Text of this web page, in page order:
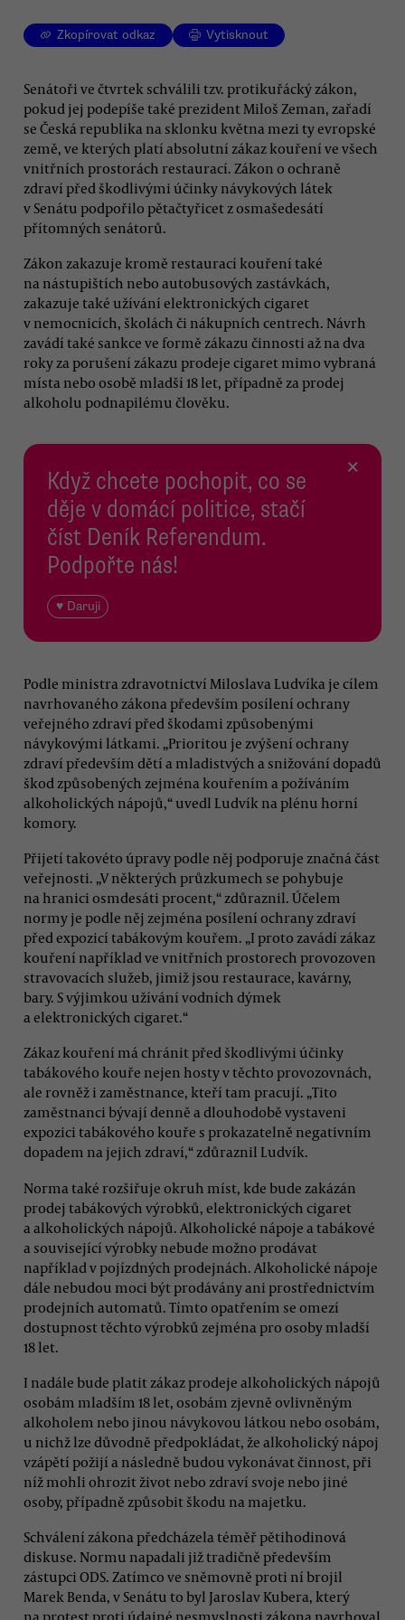
Zkopírovat odkaz Vytisknout
Senátoři ve čtvrtek schválili tzv. protikuřácký zákon,
pokud jej podepíše také prezident Miloš Zeman, zařadí
se Česká republika na sklonku května mezi ty evropské
země, ve kterých platí absolutní zákaz kouření ve všech
vnitřních prostorách restaurací. Zákon o ochraně
zdraví před škodlivými účinky návykových látek
v Senátu podpořilo pětačtyřicet z osmašedesátí
přítomných senátorů.
Zákon zakazuje kromě restaurací kouření také
na nástupištích nebo autobusových zastávkách,
zakazuje také užívání elektronických cigaret
v nemocnicích, školách či nákupních centrech. Návrh
zavádí také sankce ve formě zákazu činnosti až na dva
roky za porušení zákazu prodeje cigaret mimo vybraná
místa nebo osobě mladší 18 let, případně za prodej
alkoholu podnapilému člověku.
Když chcete pochopit, co se
děje v domácí politice, stačí
číst Deník Referendum.
Podpořte nás!
♥ Daruji
×
Podle ministra zdravotnictví Miloslava Ludvíka je cílem
navrhovaného zákona především posílení ochrany
veřejného zdraví před škodami způsobenými
návykovými látkami. „Prioritou je zvýšení ochrany
zdraví především dětí a mladistvých a snižování dopadů
škod způsobených zejména kouřením a požíváním
alkoholických nápojů,“ uvedl Ludvík na plénu horní
komory.
Přijetí takovéto úpravy podle něj podporuje značná část
veřejnosti. „V některých průzkumech se pohybuje
na hranici osmdesáti procent,“ zdůraznil. Účelem
normy je podle něj zejména posílení ochrany zdraví
před expozicí tabákovým kouřem. „I proto zavádí zákaz
kouření například ve vnitřních prostorech provozoven
stravovacích služeb, jimiž jsou restaurace, kavárny,
bary. S výjimkou užívání vodních dýmek
a elektronických cigaret.“
Zákaz kouření má chránit před škodlivými účinky
tabákového kouře nejen hosty v těchto provozovnách,
ale rovněž i zaměstnance, kteří tam pracují. „Tito
zaměstnanci bývají denně a dlouhodobě vystaveni
expozici tabákového kouře s prokazatelně negativním
dopadem na jejich zdraví,“ zdůraznil Ludvík.
Norma také rozšiřuje okruh míst, kde bude zakázán
prodej tabákových výrobků, elektronických cigaret
a alkoholických nápojů. Alkoholické nápoje a tabákové
a související výrobky nebude možno prodávat
například v pojízdných prodejnách. Alkoholické nápoje
dále nebudou moci být prodávány ani prostřednictvím
prodejních automatů. Tímto opatřením se omezí
dostupnost těchto výrobků zejména pro osoby mladší
18 let.
I nadále bude platit zákaz prodeje alkoholických nápojů
osobám mladším 18 let, osobám zjevně ovlivněným
alkoholem nebo jinou návykovou látkou nebo osobám,
u nichž lze důvodně předpokládat, že alkoholický nápoj
vzápětí požijí a následně budou vykonávat činnost, při
níž mohli ohrozit život nebo zdraví svoje nebo jiné
osoby, případně způsobit škodu na majetku.
Schválení zákona předcházela téměř pětihodinová
diskuse. Normu napadali již tradičně především
zástupci ODS. Zatímco ve sněmovně proti ní brojil
Marek Benda, v Senátu to byl Jaroslav Kubera, který